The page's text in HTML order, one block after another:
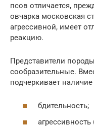
псов отличается,
овчарка московская
агрессивной, имеет
реакцию.
Представители
сообразительные.
подчеркивает наличие
бдительность;